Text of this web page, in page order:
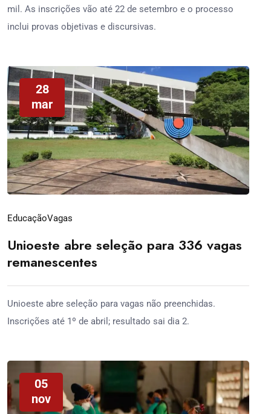
mil. As inscrições vão até 22 de setembro e o processo
inclui provas objetivas e discursivas.
28
mar
EducaçãoVagas
Unioeste abre seleção para 336 vagas
remanescentes
Unioeste abre seleção para vagas não preenchidas.
Inscrições até 1º de abril; resultado sai dia 2.
05
nov